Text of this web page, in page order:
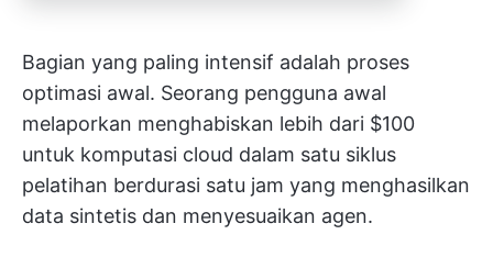
Bagian yang paling intensif adalah proses
optimasi awal. Seorang pengguna awal
melaporkan menghabiskan lebih dari $100
untuk komputasi cloud dalam satu siklus
pelatihan berdurasi satu jam yang menghasilkan
data sintetis dan menyesuaikan agen.